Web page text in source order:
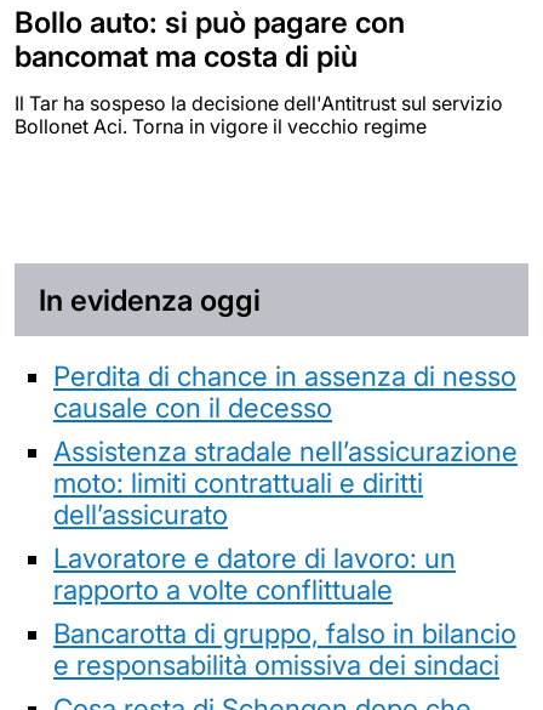
Bollo auto: si può pagare con
bancomat ma costa di più
Il Tar ha sospeso la decisione dell'Antitrust sul servizio
Bollonet Aci. Torna in vigore il vecchio regime
In evidenza oggi
Perdita di chance in assenza di nesso
causale con il decesso
Assistenza stradale nell’assicurazione
moto: limiti contrattuali e diritti
dell’assicurato
Lavoratore e datore di lavoro: un
rapporto a volte conflittuale
Bancarotta di gruppo, falso in bilancio
e responsabilità omissiva dei sindaci